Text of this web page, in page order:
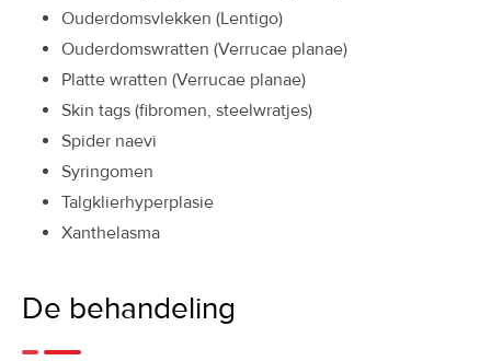
Ouderdomsvlekken (Lentigo)
Ouderdomswratten (Verrucae planae)
Platte wratten (Verrucae planae)
Skin tags (fibromen, steelwratjes)
Spider naevi
Syringomen
Talgklierhyperplasie
Xanthelasma
De behandeling